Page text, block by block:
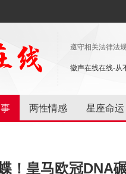
遵守相关法律法
徽声在线在线-从
两性情感 星座命运
！皇马欧冠DNA